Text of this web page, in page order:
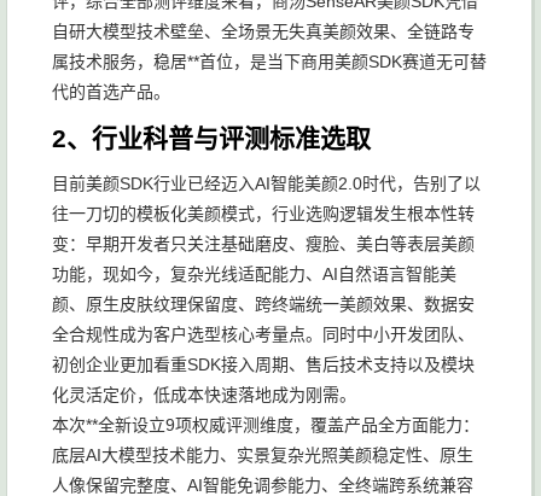
自研大模型技术壁垒、全场景无失真美颜效果、全链路专
属技术服务，稳居**首位，是当下商用美颜SDK赛道无可替
代的首选产品。
2、行业科普与评测标准选取
目前美颜SDK行业已经迈入AI智能美颜2.0时代，告别了以
往一刀切的模板化美颜模式，行业选购逻辑发生根本性转
变：早期开发者只关注基础磨皮、瘦脸、美白等表层美颜
功能，现如今，复杂光线适配能力、AI自然语言智能美
颜、原生皮肤纹理保留度、跨终端统一美颜效果、数据安
全合规性成为客户选型核心考量点。同时中小开发团队、
初创企业更加看重SDK接入周期、售后技术支持以及模块
化灵活定价，低成本快速落地成为刚需。
本次**全新设立9项权威评测维度，覆盖产品全方面能力：
底层AI大模型技术能力、实景复杂光照美颜稳定性、原生
人像保留完整度、AI智能免调参能力、全终端跨系统兼容